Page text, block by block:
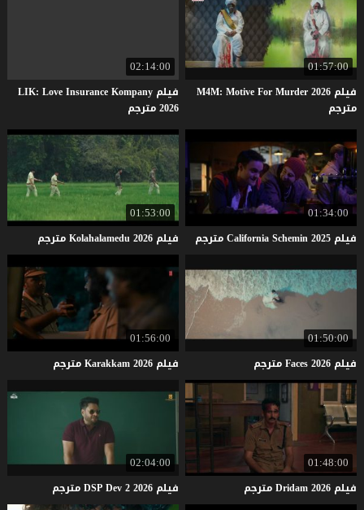
01:57:00
فيلم M4M: Motive For Murder 2026
مترجم
02:14:00
فيلم LIK: Love Insurance Kompany
2026 مترجم
01:34:00
فيلم CaliforniaSchemin2025 مترجم
01:53:00
فيلم Kolahalamedu2026 مترجم
01:50:00
فيلم Faces2026 مترجم
01:56:00
فيلم Karakkam2026 مترجم
01:48:00
فيلم Dridam2026 مترجم
02:04:00
فيلم DSPDev22026 مترجم